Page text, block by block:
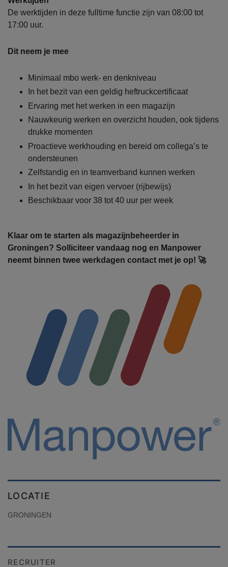
De werktijden in deze fulltime functie zijn van 08:00 tot
17:00 uur.
Dit neem je mee
Minimaal mbo werk- en denkniveau
In het bezit van een geldig heftruckcertificaat
Ervaring met het werken in een magazijn
Nauwkeurig werken en overzicht houden, ook tijdens
drukke momenten
Proactieve werkhouding en bereid om collega’s te
ondersteunen
Zelfstandig en in teamverband kunnen werken
In het bezit van eigen vervoer (rijbewijs)
Beschikbaar voor 38 tot 40 uur per week
Klaar om te starten als magazijnbeheerder in
Groningen? Solliciteer vandaag nog en Manpower
neemt binnen twee werkdagen contact met je op! 🚀
LOCATIE
GRONINGEN
RECRUITER